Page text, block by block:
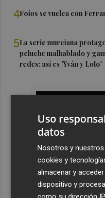
4Foios se vuelca con
5La serie murciana
peluche malhablado y
redes: así es 'Yván y Lolo'
Uso
datos
Nosotros y
cookies y
almacenar y
dispositivo y